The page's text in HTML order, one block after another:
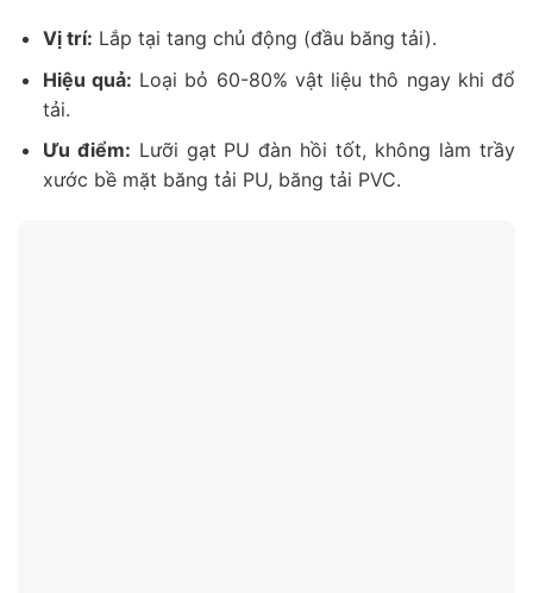
Vị trí: Lắp tại tang chủ động (đầu băng tải).
Hiệu quả: Loại bỏ 60-80% vật liệu thô ngay khi đổ
tải.
Ưu điểm: Lưỡi gạt PU đàn hồi tốt, không làm trầy
xước bề mặt băng tải PU, băng tải PVC.